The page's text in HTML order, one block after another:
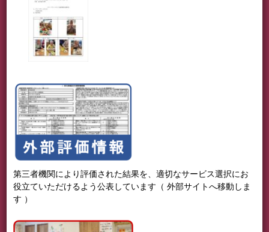
第三者機関により評価された結果を、適切なサービス選択にお
役立ていただけるよう公表しています（ 外部サイトへ移動しま
す ）